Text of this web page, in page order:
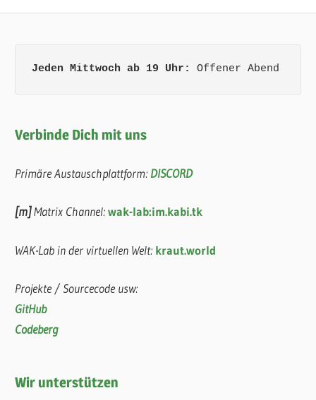
Jeden Mittwoch ab 19 Uhr: Offener Abend
Verbinde Dich mit uns
Primäre Austauschplattform: DISCORD
[m]Matrix Channel:wak-lab:im.kabi.tk
WAK-Lab in der virtuellen Welt: kraut.world
Projekte / Sourcecode usw:
GitHub
Codeberg
Wir unterstützen